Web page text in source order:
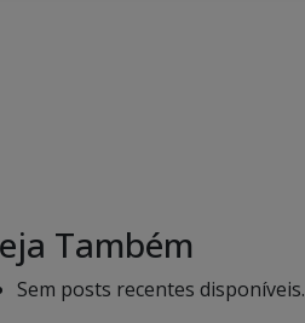
Também
Sem posts recentes disponíveis.